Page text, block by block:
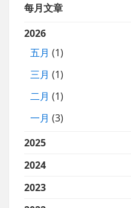
每月文章
2026
五月 (1)
三月 (1)
二月 (1)
一月 (3)
2025
2024
2023